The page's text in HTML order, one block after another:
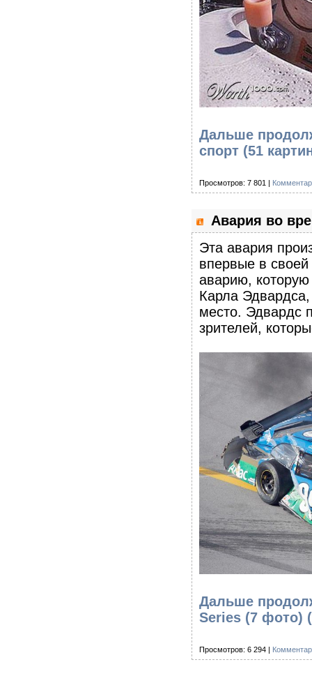
Дальше
спорт (51
Просмотров: 7 801 |
Авария во
Эта авария
впервые в
аварию,
Карла
место. Эдвардс
зрителей,
Дальше
Series (7 фото)
Просмотров: 6 294 |